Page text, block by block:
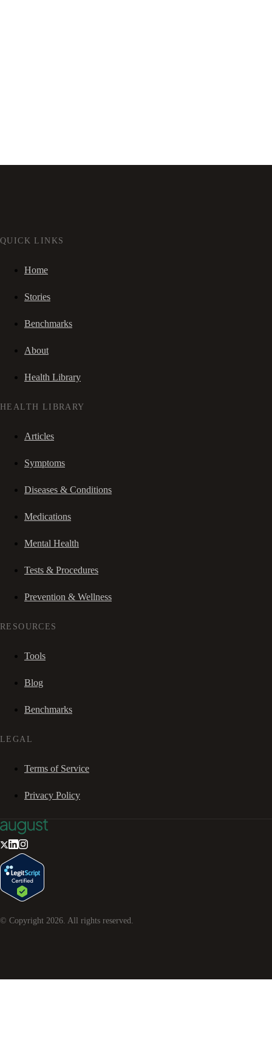
QUICK LINKS
Home
Stories
Benchmarks
About
Health Library
HEALTH LIBRARY
Articles
Symptoms
Diseases & Conditions
Medications
Mental Health
Tests & Procedures
Prevention & Wellness
RESOURCES
Tools
Blog
Benchmarks
LEGAL
Terms of Service
Privacy Policy
© Copyright 2026 . All rights reserved.